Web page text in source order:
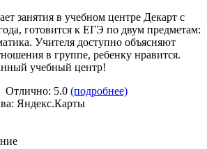
занятия в учебном центре Декарт с
готовится к ЕГЭ по двум предметам:
Учителя доступно объясняют
в группе, ребенку нравится.
учебный центр!
Отлично: 5.0 (подробнее)
Яндекс.Карты